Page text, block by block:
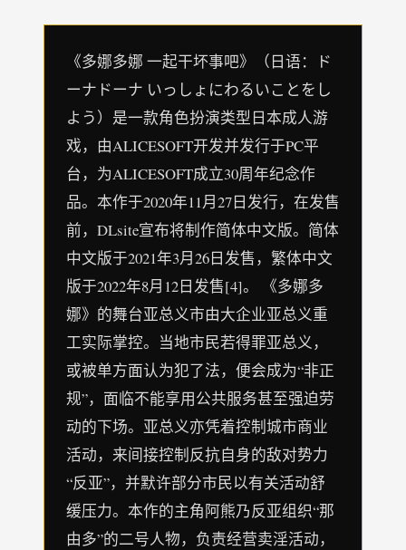
《多娜多娜 一起干坏事吧》（日语：ド
ーナドーナ いっしょにわるいことをし
よう）是一款角色扮演类型日本成人游
戏，由ALICESOFT开发并发行于PC平
台，为ALICESOFT成立30周年纪念作
品。本作于2020年11月27日发行，在发售
前，DLsite宣布将制作简体中文版。简体
中文版于2021年3月26日发售，繁体中文
版于2022年8月12日发售[4]。 《多娜多
娜》的舞台亚总义市由大企业亚总义重
工实际掌控。当地市民若得罪亚总义，
或被单方面认为犯了法，便会成为“非正
规”，面临不能享用公共服务甚至强迫劳
动的下场。亚总义亦凭着控制城市商业
活动，来间接控制反抗自身的敌对势力
“反亚”，并默许部分市民以有关活动舒
缓压力。本作的主角阿熊乃反亚组织“那
由多”的二号人物，负责经营卖淫活动，